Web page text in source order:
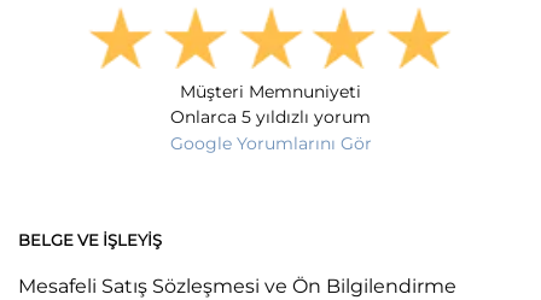
Müşteri Memnuniyeti
Onlarca 5 yıldızlı yorum
Google Yorumlarını Gör
BELGE VE İŞLEYIŞ
Mesafeli Satış Sözleşmesi ve Ön Bilgilendirme